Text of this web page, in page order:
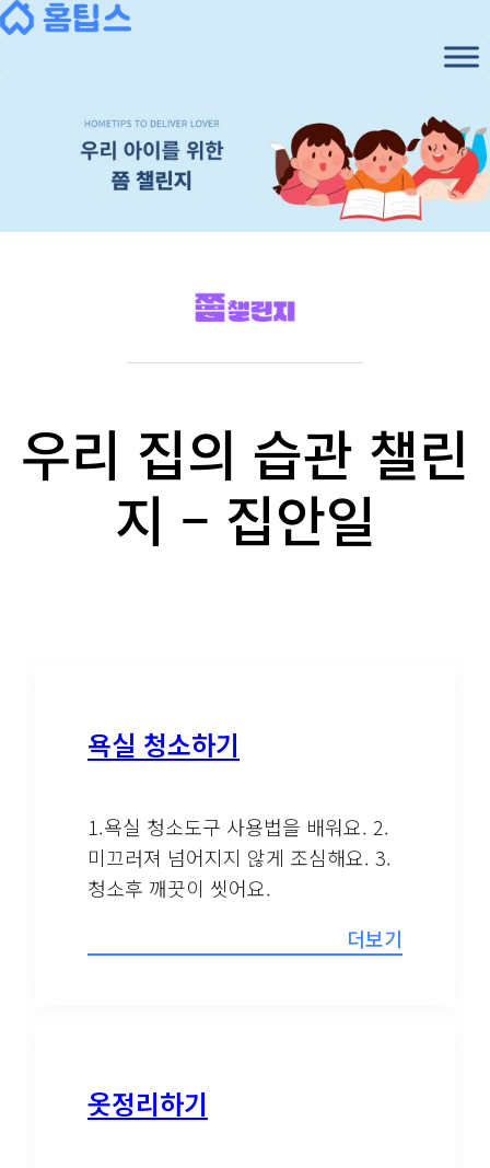
우리 집의 습관 챌린
지 – 집안일
욕실 청소하기
1.욕실 청소도구 사용법을 배워요. 2.
미끄러져 넘어지지 않게 조심해요. 3.
청소후 깨끗이 씻어요.
더보기
옷정리하기